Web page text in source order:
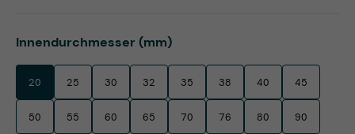
Innendurchmesser (mm)auswählen
20 25 30 32 35 38 40 45
50 55 60 65 70 76 80 90